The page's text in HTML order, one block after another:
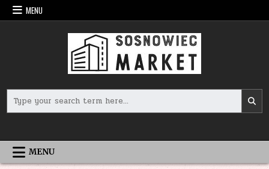
Skip
to
MENU
for:
MENU